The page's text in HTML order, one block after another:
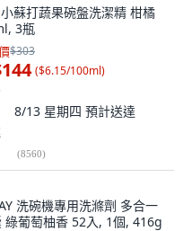
蘇打蔬果碗盤洗潔精 柑橘
3瓶
$303
($6.15/100ml)
8/13 星期四 預計送達
(8560)
洗碗機專用洗滌劑 多合一
綠葡萄柚香 52入, 1個, 416g